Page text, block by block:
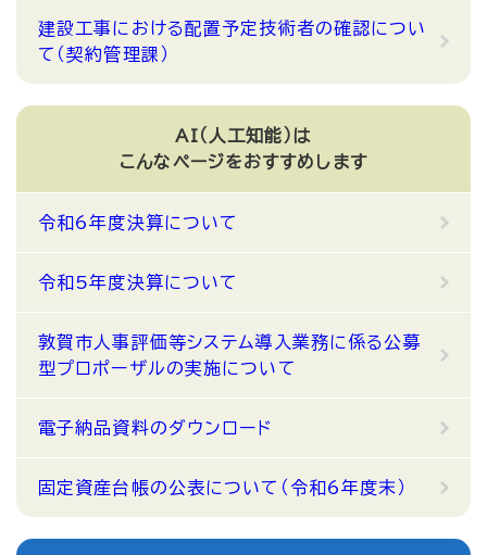
建設工事における配置予定技術者の確認につい
て（契約管理課）
AI（人工知能）は
こんなページをおすすめします
令和6年度決算について
令和5年度決算について
敦賀市人事評価等システム導入業務に係る公募
型プロポーザルの実施について
電子納品資料のダウンロード
固定資産台帳の公表について（令和6年度末）